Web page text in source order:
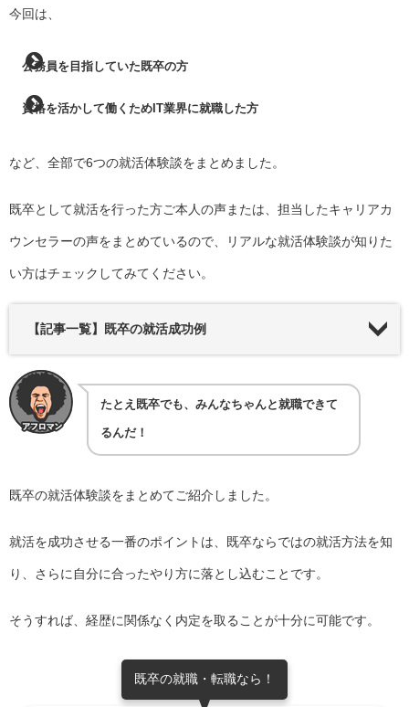
今回は、
公務員を目指していた既卒の方
資格を活かして働くためIT業界に就職した方
など、全部で6つの就活体験談をまとめました。
既卒として就活を行った方ご本人の声または、担当したキャリアカ
ウンセラーの声をまとめているので、リアルな就活体験談が知りた
い方はチェックしてみてください。
【記事一覧】既卒の就活成功例
たとえ既卒でも、みんなちゃんと就職できて
るんだ！
既卒の就活体験談をまとめてご紹介しました。
就活を成功させる一番のポイントは、既卒ならではの就活方法を知
り、さらに自分に合ったやり方に落とし込むことです。
そうすれば、経歴に関係なく内定を取ることが十分に可能です。
既卒の就職・転職なら！